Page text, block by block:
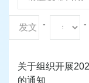
- -
关于组织开展
的通知